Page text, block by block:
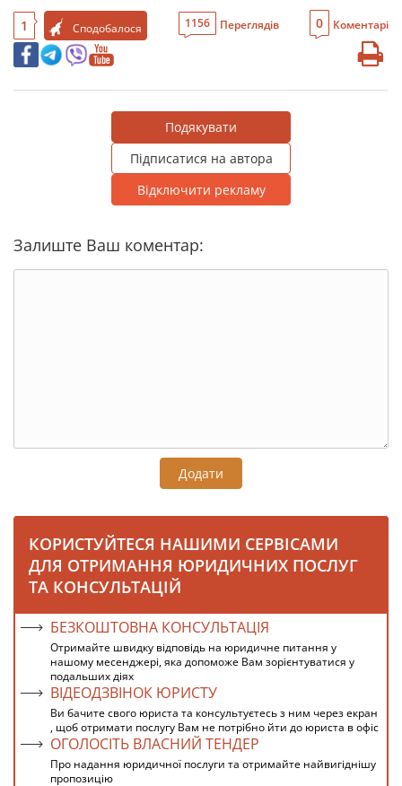
1 Сподобалося 1156 Переглядів 0 Коментарі
Подякувати
Підписатися на автора
Відключити рекламу
Залиште Ваш коментар:
Додати
КОРИСТУЙТЕСЯ НАШИМИ СЕРВІСАМИ
ДЛЯ ОТРИМАННЯ ЮРИДИЧНИХ ПОСЛУГ
ТА КОНСУЛЬТАЦІЙ
БЕЗКОШТОВНА КОНСУЛЬТАЦІЯ
Отримайте швидку відповідь на юридичне питання у
нашому месенджері, яка допоможе Вам зорієнтуватися у
подальших діях
ВІДЕОДЗВІНОК ЮРИСТУ
Ви бачите свого юриста та консультуєтесь з ним через екран
, щоб отримати послугу Вам не потрібно йти до юриста в офіс
ОГОЛОСІТЬ ВЛАСНИЙ ТЕНДЕР
Про надання юридичної послуги та отримайте найвигіднішу
пропозицію